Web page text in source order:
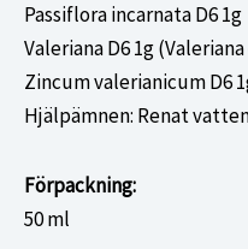
Passiflora incarnata D6 1g
Valeriana D6 1g
Zincum valerianicum D6
Hjälpämnen: Renat
Förpackning:
50 ml